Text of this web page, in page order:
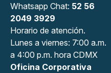
Whatsapp Chat: 52 56
2049 3929
Horario de atención.
Lunes a viernes: 7:00 a.m.
a 4:00 p.m. hora CDMX
Oficina Corporativa